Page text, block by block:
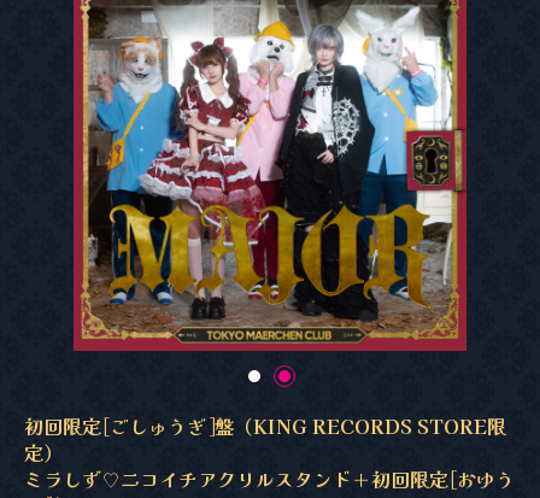
初回限定[ごしゅうぎ]盤（KING RECORDS STORE限
定）
ミラしず♡ニコイチアクリルスタンド＋初回限定[おゆう